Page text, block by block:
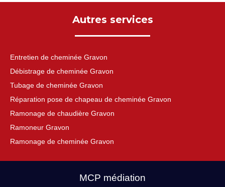
Autres services
Entretien de cheminée Gravon
Débistrage de cheminée Gravon
Tubage de cheminée Gravon
Réparation pose de chapeau de cheminée Gravon
Ramonage de chaudière Gravon
Ramoneur Gravon
Ramonage de cheminée Gravon
MCP médiation